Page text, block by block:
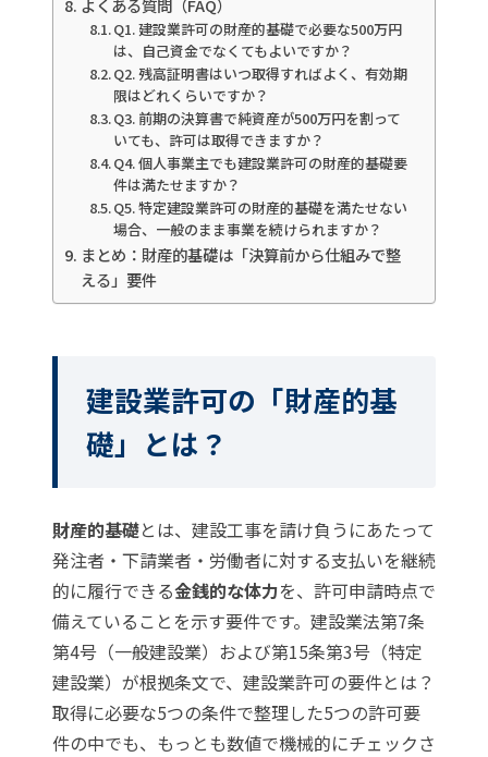
よくある質問（FAQ）
Q1. 建設業許可の財産的基礎で必要な500万円
は、自己資金でなくてもよいですか？
Q2. 残高証明書はいつ取得すればよく、有効期
限はどれくらいですか？
Q3. 前期の決算書で純資産が500万円を割って
いても、許可は取得できますか？
Q4. 個人事業主でも建設業許可の財産的基礎要
件は満たせますか？
Q5. 特定建設業許可の財産的基礎を満たせない
場合、一般のまま事業を続けられますか？
まとめ：財産的基礎は「決算前から仕組みで整
える」要件
建設業許可の「財産的基
礎」とは？
財産的基礎とは、建設工事を請け負うにあたって
発注者・下請業者・労働者に対する支払いを継続
的に履行できる金銭的な体力を、許可申請時点で
備えていることを示す要件です。建設業法第7条
第4号（一般建設業）および第15条第3号（特定
建設業）が根拠条文で、 建設業許可の要件とは？
取得に必要な5つの条件で整理した5つの許可要
件の中でも、もっとも数値で機械的にチェックさ